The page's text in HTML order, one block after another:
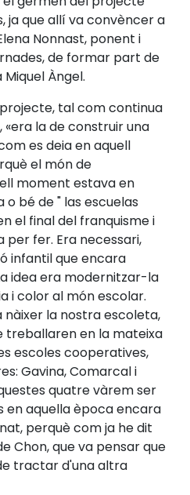
ja que allí va convèncer a
Nonnast, ponent i
de formar part de
Àngel.
tal com continua
la de construir una
es deia en aquell
el món de
moment estava en
o bé de " las escuelas
el final del franquisme i
per fer. Era necessari,
infantil que encara
idea era modernitzar-la
i color al món escolar.
nàixer la nostra escoleta,
treballaren en la mateixa
escoles cooperatives,
Gavina, Comarcal i
quatre vàrem ser
en aquella època encara
perquè com ja he dit
Chon, que va pensar que
tractar d'una altra